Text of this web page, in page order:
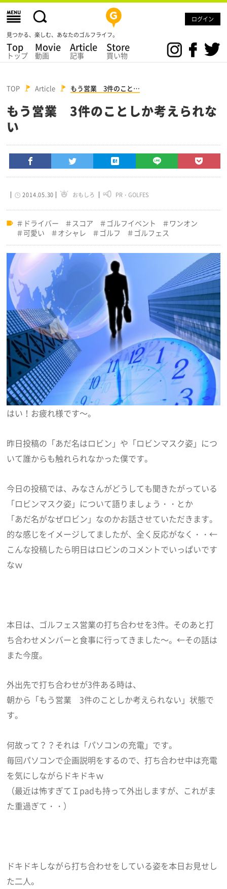
ログイン
見つかる、楽しむ、あなたのゴルフライフ。
Top
トップ
Movie
動画
Article
記事
Store
買い物
TOP Article もう営業 3件のこと…
もう営業 3件のことしか考えられな
い
2014.05.30 おもしろ PR・GOLFES
ドライバー スコア ゴルフイベント
ワンオン
可愛い
オシャレ ゴルフ ゴルフェス
はい！お疲れ様です～。
昨日投稿の「あだ名はロビン」や「ロビンマスク姿」につ
いて誰からも触れられなかった僕です。
今日の投稿では、みなさんがどうしても聞きたがっている
「ロビンマスク姿」について語りましょう・・とか
「あだ名がなぜロビン」なのかお話させていただきます。
的な感じをイメージしてましたが、全く反応がなく・・←
こんな投稿したら明日はロビンのコメントでいっぱいです
なｗ
本日は、ゴルフェス営業の打ち合わせを3件。そのあと打
ち合わせメンバーと食事に行ってきました～。←その話は
また今度。
外出先で打ち合わせが3件ある時は、
朝から「もう営業 3件のことしか考えられない」状態で
す。
何故って？？それは「パソコンの充電」です。
毎回パソコンで企画説明をするので、打ち合わせ中は充電
を気にしながらドキドキｗ
（最近は怖すぎてＩpadも持って外出しますが、これがま
た重過ぎて・・）
ドキドキしながら打ち合わせをしている姿を本日お見せし
た二人。